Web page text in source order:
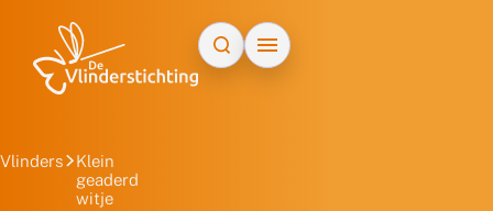
Vlinders
Klein
geaderd
witje